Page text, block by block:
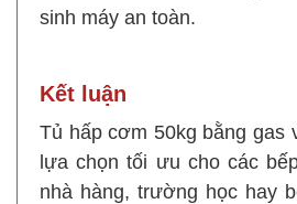
sinh máy an toàn.
Kết luận
Tủ hấp cơm 50kg bằng gas
lựa chọn tối ưu cho các
nhà hàng, trường học hay